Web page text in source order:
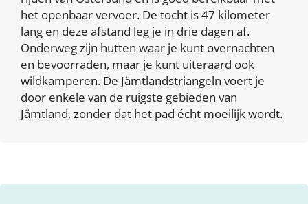
het openbaar vervoer. De tocht is 47 kilometer
lang en deze afstand leg je in drie dagen af.
Onderweg zijn hutten waar je kunt overnachten
en bevoorraden, maar je kunt uiteraard ook
wildkamperen. De Jämtlandstriangeln voert je
door enkele van de ruigste gebieden van
Jämtland, zonder dat het pad écht moeilijk wordt.